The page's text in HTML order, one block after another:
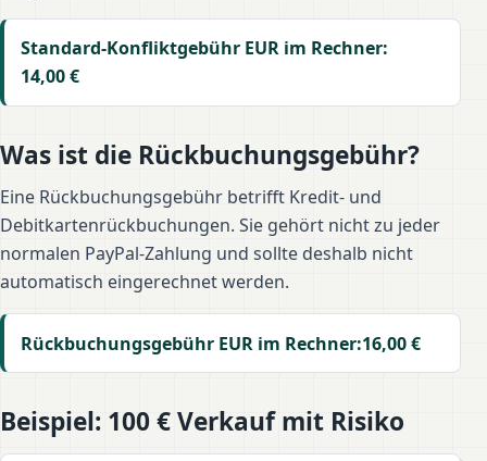
Standard-Konfliktgebühr EUR im Rechner:
14,00 €
Was ist die Rückbuchungsgebühr?
Eine Rückbuchungsgebühr betrifft Kredit- und
Debitkartenrückbuchungen. Sie gehört nicht zu jeder
normalen PayPal-Zahlung und sollte deshalb nicht
automatisch eingerechnet werden.
Rückbuchungsgebühr EUR im Rechner:16,00 €
Beispiel: 100 € Verkauf mit Risiko